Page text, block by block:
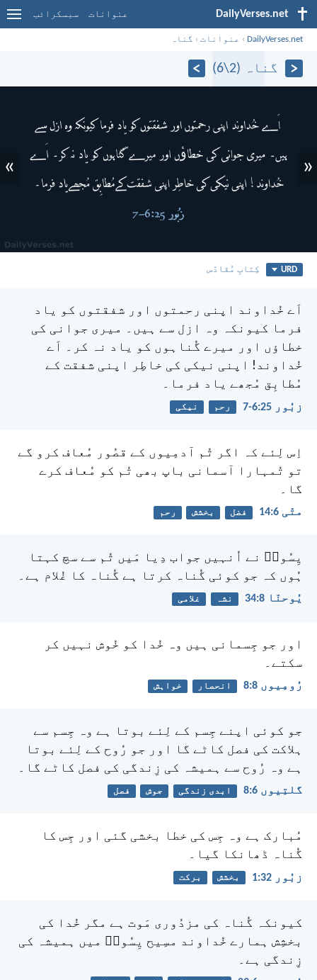
DailyVerses.net عنوانات سبسکرائب
DailyVerses.net
› عنوانات › گناہ
گناہ (2\6)
«
»
URD کِتابِ مُقادّس
اَے خُداوند اپنی رحمتوں اور شفقتوں کو یاد
فرما کیونکہ وہ ازل سے ہیں۔ میری جوانی کی
خطاؤں اور میرے گُناہوں کو یاد نہ کر۔
اَے
خُداوند! اپنی نیکی کی خاطِر
اپنی شفقت کے
مُطابِق مُجھے یاد فرما۔
زبُور 25:‏6-‏7 رحم نیکی
اِس لِئے کہ اگر تُم آدمِیوں کے قصُور مُعاف کرو گے
تو تُمہارا آسمانی باپ بھی تُم کو مُعاف کرے
گا۔
متّی 6:‏14 فضل بخشش رحم
یِسُوعؔ نے اُنہیں جواب دِیا مَیں تُم سے سچ کہتا
ہُوں کہ جو کوئی گُناہ کرتا ہے گُناہ کا غُلام ہے۔
یُوحنّا 8:‏34 نشہ غلامی
اور جو جِسمانی ہیں وہ خُدا کو خُوش نہیں کر
سکتے۔
رُومِیوں 8:‏8 انحصار خواہش
جو کوئی اپنے جِسم کے لِئے بوتا ہے وہ جِسم سے
ہلاکت کی فصل کاٹے گا اور جو رُوح کے لِئے بوتا
ہے وہ رُوح سے ہمیشہ کی زِندگی کی فصل کاٹے گا۔
گلتِیوں 6:‏8 ابدی زندگی جوش فصل
مُبارک ہے وہ جِس کی خطا بخشی گئی اور جِس کا
گُناہ ڈھانکا گیا۔
زبُور 32:‏1 بخشش برکت
کیونکہ گُناہ کی مزدُوری مَوت ہے مگر خُدا کی
بخشِش ہمارے خُداوند مسِیح یِسُوعؔ میں ہمیشہ کی
زِندگی ہے۔